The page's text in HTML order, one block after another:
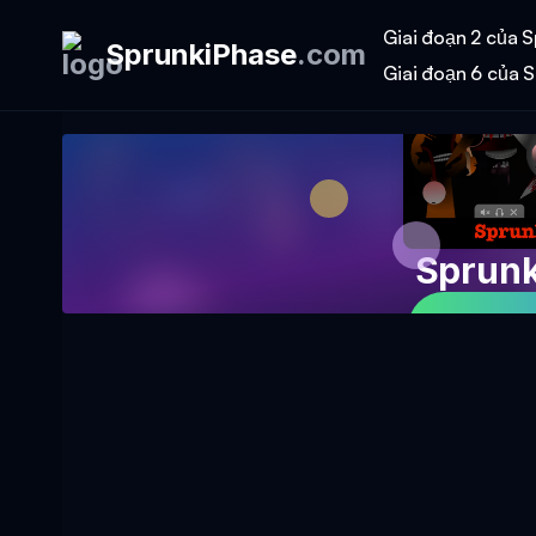
SprunkiPhase.com
Giai đoạn 2 của
Giai đoạn 6 của